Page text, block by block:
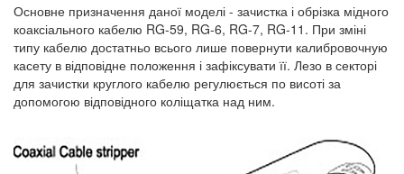
Основне призначення даної моделі - зачистка і обрізка мідного
коаксіального кабелю RG-59, RG-6, RG-7, RG-11. При зміні
типу кабелю достатньо всього лише повернути калибровочную
касету в відповідне положення і зафіксувати її. Лезо в секторі
для зачистки круглого кабелю регулюється по висоті за
допомогою відповідного коліщатка над ним.